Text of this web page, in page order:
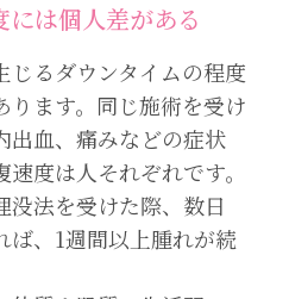
には個人差がある
じるダウンタイムの程度
ります。同じ施術を受け
出血、痛みなどの症状
度は人それぞれです。
没法を受けた際、数日
ば、1週間以上腫れが続